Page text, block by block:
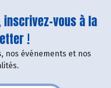
vous à la
!
nos événements et nos